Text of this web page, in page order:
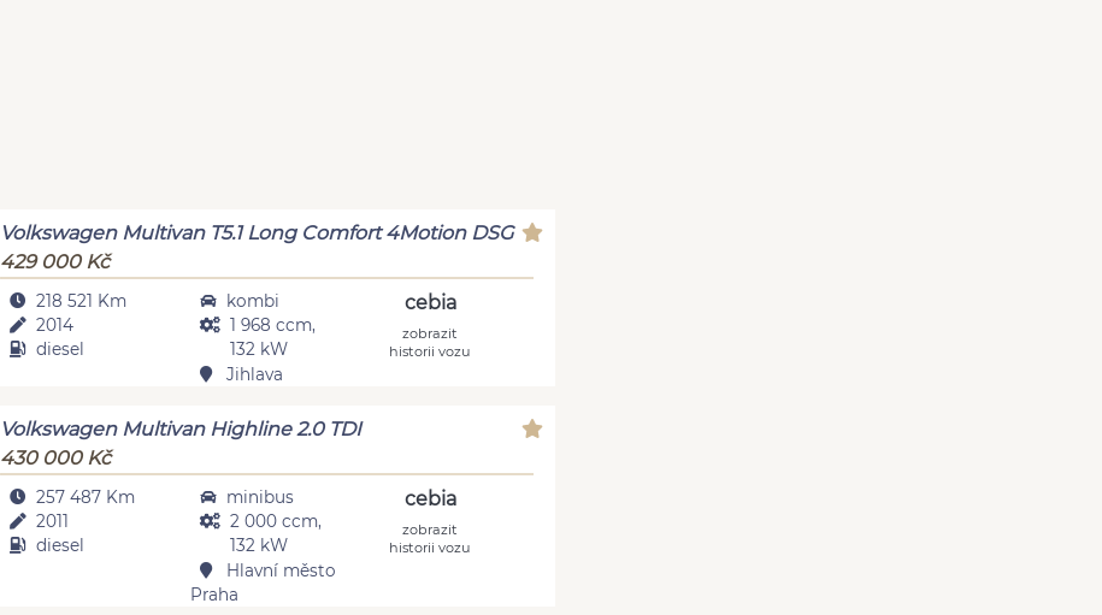
Volkswagen Multivan T5.1 Long Comfort 4Motion DSG
429 000 Kč
218 521 Km
2014
diesel
kombi
1 968 ccm,
132 kW
Jihlava
cebia
zobrazit
historii vozu
Volkswagen Multivan Highline 2.0 TDI
430 000 Kč
257 487 Km
2011
diesel
minibus
2 000 ccm,
132 kW
Hlavní město
Praha
cebia
zobrazit
historii vozu